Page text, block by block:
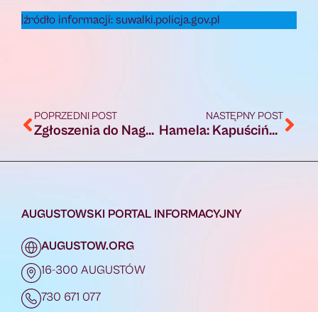
|źródło informacji: suwalki.policja.gov.pl
POPRZEDNI POST
Zgłoszenia do Nagrody im. R. Kapuścińskiego tylko do 15 września
NASTĘPNY POST
Hamela: Kapuściński do dziś inspiruje
AUGUSTOWSKI PORTAL INFORMACYJNY
AUGUSTOW.ORG
16-300 AUGUSTÓW
730 671 077